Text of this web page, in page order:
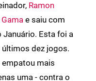
Ramon
e saiu com
Januário. Esta foi a
dez jogos.
mais
uma - contra o